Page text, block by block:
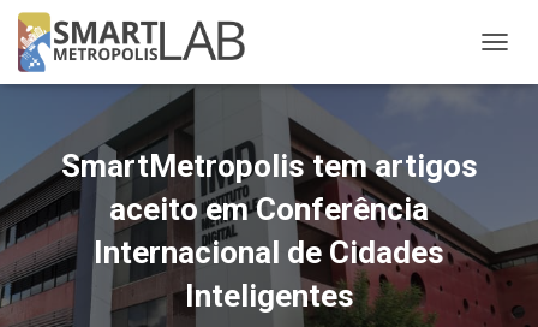
L
A
E
SmartMetropolis tem artigos
aceito em Conferência
Internacional de Cidades
Inteligentes